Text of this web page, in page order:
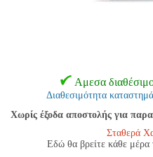
Αμεσα
Διαθεσιμότητα
Χωρίς έξοδα αποστολής για
Σταθερά
Εδώ θα βρείτε κάθε μέρα